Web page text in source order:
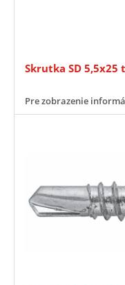
Skrutka SD 5,5x25
Pre zobrazenie